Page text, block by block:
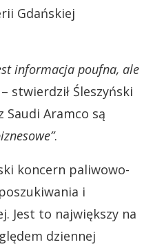
Gdańskiej
informacja poufna, ale
– stwierdził Śleszyński
Saudi Aramco są
.
koncern paliwowo-
i
Jest to największy na
dziennej